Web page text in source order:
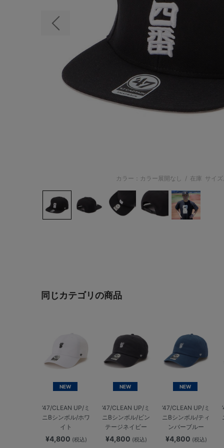
前の画像
カラー：カラー展開なし / 在庫 サイ
同じカテゴリの商品
NEW
’47/CLEAN UP/ミ
ニBシンボル/ホワ
イト
¥4,800 (税込)
NEW
’47/CLEAN UP/ミ
ニBシンボル/ビン
テージネイビー
¥4,800 (税込)
NEW
’47/CLEAN UP/ミ
ニBシンボル/ティ
ンバーブルー
¥4,800 (税込)